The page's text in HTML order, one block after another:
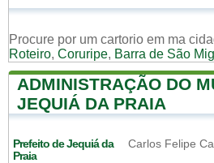
Procure por um cartorio em ma
Roteiro, Coruripe, Barra de São
ADMINISTRAÇÃO DO
JEQUIÁ DA PRAIA
Prefeito de Jequiá da
Praia
Carlos Felipe